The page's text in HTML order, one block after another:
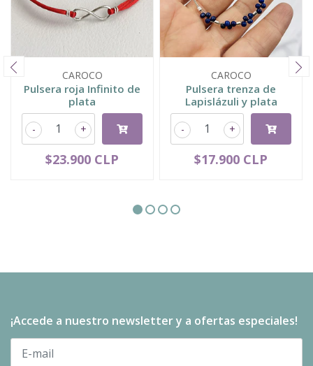
CAROCO
Pulsera roja Infinito de
plata
+
-
$23.900 CLP
CAROCO
Pulsera trenza de
Lapislázuli y plata
+
-
$17.900 CLP
¡Accede a nuestro newsletter y a ofertas especiales!